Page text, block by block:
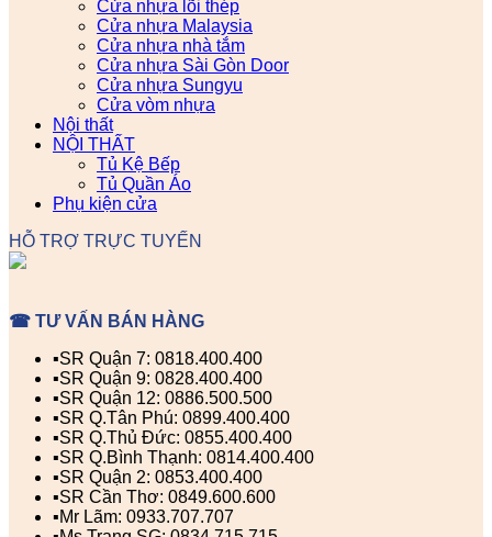
Cửa nhựa lõi thép
Cửa nhựa Malaysia
Cửa nhựa nhà tắm
Cửa nhựa Sài Gòn Door
Cửa nhựa Sungyu
Cửa vòm nhựa
Nội thất
NỘI THẤT
Tủ Kệ Bếp
Tủ Quần Áo
Phụ kiện cửa
HỖ TRỢ TRỰC TUYẾN
☎ TƯ VẤN BÁN HÀNG
▪️SR Quận 7: 0818.400.400
▪️SR Quận 9: 0828.400.400
▪️SR Quận 12: 0886.500.500
▪️SR Q.Tân Phú: 0899.400.400
▪️SR Q.Thủ Đức: 0855.400.400
▪️SR Q.Bình Thạnh: 0814.400.400
▪️SR Quận 2: 0853.400.400
▪️SR Cần Thơ: 0849.600.600
▪️Mr Lãm: 0933.707.707